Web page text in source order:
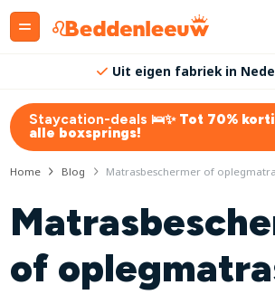
Volledig samen te
Staycation-deals 🛌✨Tot 70%
alle boxsprings!
Home Blog Matrasbeschermer of
of